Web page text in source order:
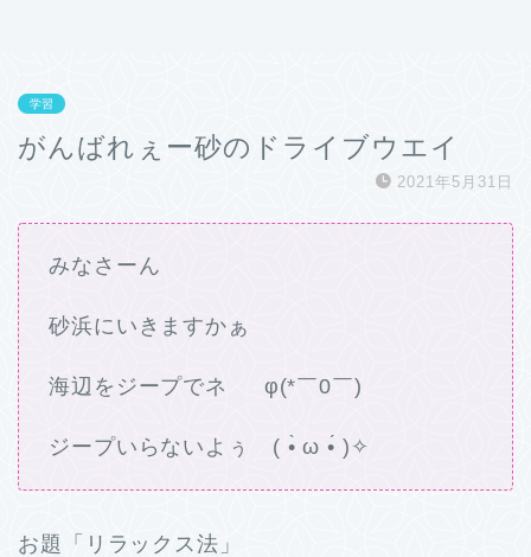
学習
がんばれぇー砂のドライブウエイ
2021年5月31日
みなさーん
砂浜にいきますかぁ
海辺をジープでネ φ(*￣0￣)
ジープいらないよぅ ( •̀ ω •́ )✧
お題「リラックス法」